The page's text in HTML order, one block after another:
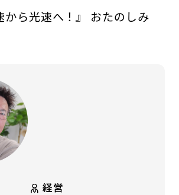
から光速へ！』 おたのしみ
経営